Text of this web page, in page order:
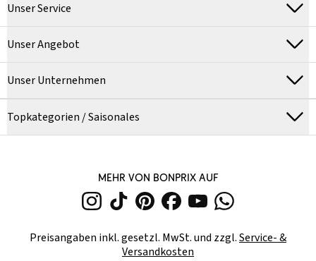
Unser Service
Unser Angebot
Unser Unternehmen
Topkategorien / Saisonales
MEHR VON BONPRIX AUF
Preisangaben inkl. gesetzl. MwSt. und zzgl.Service- &
Versandkosten